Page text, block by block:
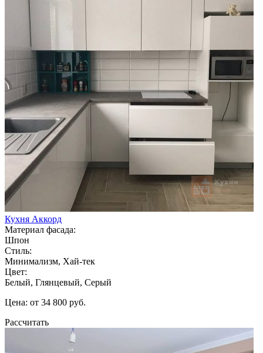
Кухня Аккорд
Материал фасада:
Шпон
Стиль:
Минимализм, Хай-тек
Цвет:
Белый, Глянцевый, Серый
Цена: от 34 800 руб.
Рассчитать